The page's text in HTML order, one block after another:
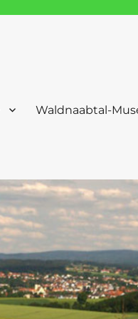
Waldnaabtal-